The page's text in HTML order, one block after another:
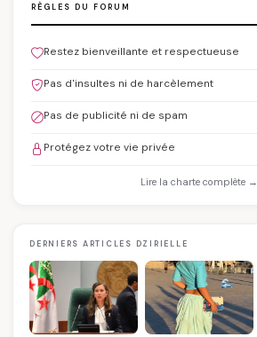
RÈGLES DU FORUM
Restez bienveillante et respectueuse
Pas d'insultes ni de harcèlement
Pas de publicité ni de spam
Protégez votre vie privée
Lire la charte complète →
DERNIERS ARTICLES DZIRIELLE